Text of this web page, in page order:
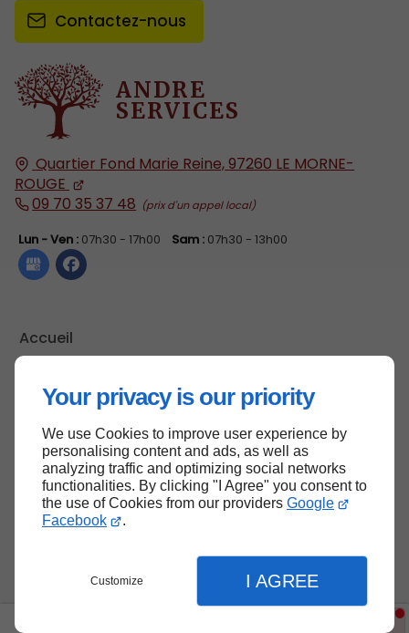
Your privacy is our priority
We use Cookies to improve user experience by
personalising content and ads, as well as
analyzing traffic and optimizing social networks
functionalities. By clicking "I Agree" you consent to
the use of Cookies from our providers Google
Facebook
.
Customize I AGREE
ANDRE
SERVICES
Quartier Fond Marie Reine,97260 LE MORNE-
ROUGE
09 70 35 37 48
Lun - Ven : 07h30 - 17h00 Sam : 07h30 - 13h00
Accueil
Mentions légales
Plan du site
Contactez-nous
Haut de page